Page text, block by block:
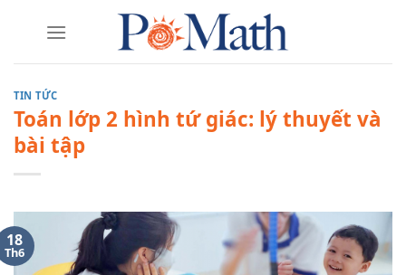
TIN TỨC
Toán lớp 2 hình tứ giác: lý thuyết và
bài tập
18
Th6